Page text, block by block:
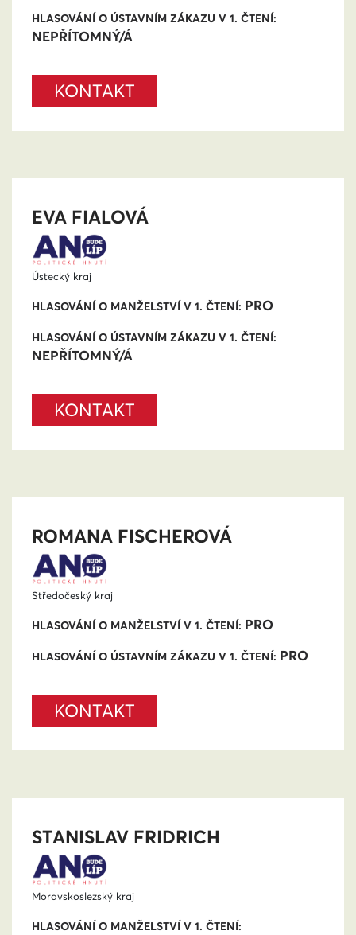
HLASOVÁNÍ O ÚSTAVNÍM ZÁKAZU V 1. ČTENÍ:
NEPŘÍTOMNÝ/Á
KONTAKT
EVA FIALOVÁ
Ústecký kraj
HLASOVÁNÍ O MANŽELSTVÍ V 1. ČTENÍ: PRO
HLASOVÁNÍ O ÚSTAVNÍM ZÁKAZU V 1. ČTENÍ:
NEPŘÍTOMNÝ/Á
KONTAKT
ROMANA FISCHEROVÁ
Středočeský kraj
HLASOVÁNÍ O MANŽELSTVÍ V 1. ČTENÍ: PRO
HLASOVÁNÍ O ÚSTAVNÍM ZÁKAZU V 1. ČTENÍ: PRO
KONTAKT
STANISLAV FRIDRICH
Moravskoslezský kraj
HLASOVÁNÍ O MANŽELSTVÍ V 1. ČTENÍ: